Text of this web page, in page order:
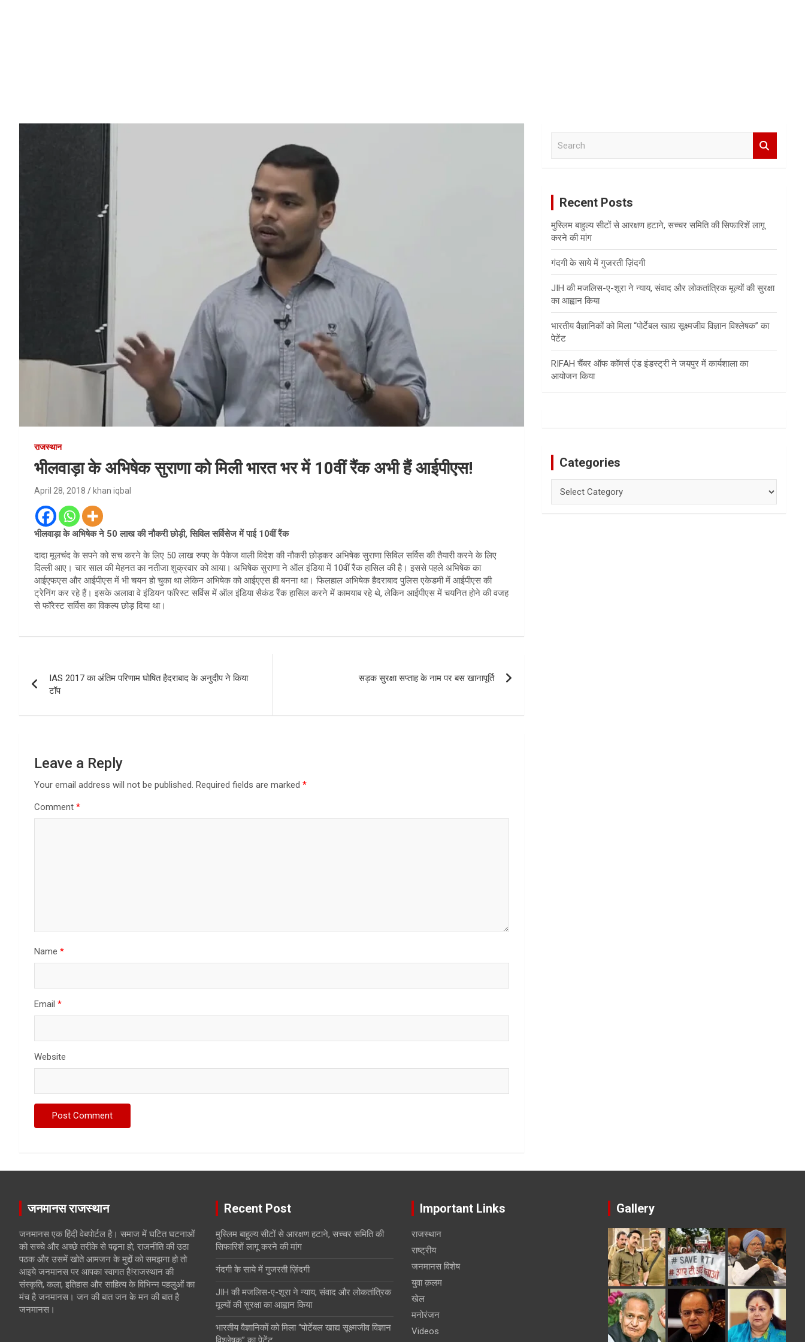
राजस्थान
भीलवाड़ा के अभिषेक सुराणा को मिली भारत भर में 10वीं रैंक अभी हैं आईपीएस!
April 28, 2018 khan iqbal
भीलवाड़ा के अभिषेक ने 50 लाख की नौकरी छोड़ी, सिविल सर्विसेज में पाई 10वीं रैंक
दादा मूलचंद के सपने को सच करने के लिए 50 लाख रुपए के पैकेज वाली विदेश की नौकरी छोड़कर अभिषेक सुराणा सिविल सर्विस की तैयारी करने के लिए
दिल्ली आए। चार साल की मेहनत का नतीजा शुक्रवार को आया। अभिषेक सुराणा ने ऑल इंडिया में 10वीं रैंक हासिल की है। इससे पहले अभिषेक का
आईएफएस और आईपीएस में भी चयन हो चुका था लेकिन अभिषेक को आईएएस ही बनना था। फिलहाल अभिषेक हैदराबाद पुलिस एकेडमी में आईपीएस की
ट्रेनिंग कर रहे हैं। इसके अलावा वे इंडियन फॉरेस्ट सर्विस में ऑल इंडिया सैकंड रैंक हासिल करने में कामयाब रहे थे, लेकिन आईपीएस में चयनित होने की वजह
से फॉरेस्ट सर्विस का विकल्प छोड़ दिया था।
navigation
IAS 2017 का अंतिम परिणाम घोषित हैदराबाद के अनुदीप ने किया
टॉप
सड़क सुरक्षा सप्ताह के नाम पर बस खानापूर्ति
Leave a Reply
Your email address will not be published. Required fields are marked *
Comment *
Name *
Email *
Website
Recent Posts
मुस्लिम बाहुल्य सीटों से आरक्षण हटाने, सच्चर समिति की सिफारिशें लागू
करने की मांग
गंदगी के साये में गुजरती ज़िंदगी
JIH की मजलिस-ए-शूरा ने न्याय, संवाद और लोकतांत्रिक मूल्यों की सुरक्षा
का आह्वान किया
भारतीय वैज्ञानिकों को मिला “पोर्टेबल खाद्य सूक्ष्मजीव विज्ञान विश्लेषक” का
पेटेंट
RIFAH चैंबर ऑफ कॉमर्स एंड इंडस्ट्री ने जयपुर में कार्यशाला का
आयोजन किया
Categories
जनमानस राजस्थान
जनमानस एक हिंदी वेबपोर्टल है। समाज में घटित घटनाओं
को सच्चे और अच्छे तरीके से पढ़ना हो, राजनीति की उठा
पठक और उसमें खोते आमजन के मुद्दों को समझना हो तो
आइये जनमानस पर आपका स्वागत है!राजस्थान की
संस्कृति, कला, इतिहास और साहित्य के विभिन्न पहलुओं का
मंच है जनमानस। जन की बात जन के मन की बात है
जनमानस।
Recent Post
मुस्लिम बाहुल्य सीटों से आरक्षण हटाने, सच्चर समिति की
सिफारिशें लागू करने की मांग
गंदगी के साये में गुजरती ज़िंदगी
JIH की मजलिस-ए-शूरा ने न्याय, संवाद और लोकतांत्रिक
मूल्यों की सुरक्षा का आह्वान किया
भारतीय वैज्ञानिकों को मिला “पोर्टेबल खाद्य सूक्ष्मजीव विज्ञान
Important Links
राजस्थान
राष्ट्रीय
जनमानस विशेष
युवा क़लम
खेल
मनोरंजन
Videos
Gallery